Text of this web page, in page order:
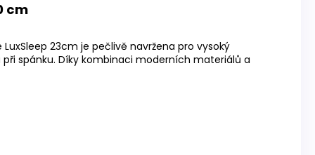
cm
23cm je pečlivě navržena pro vysoký
spánku. Díky kombinaci moderních materiálů a